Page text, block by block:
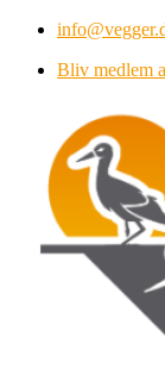
Videre
indholdBliv medlem